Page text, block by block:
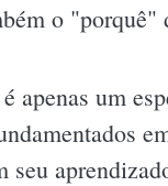
o "porquê"
apenas um